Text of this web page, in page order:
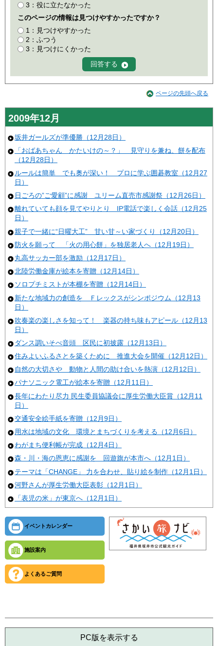
3：役に立たなかった
このページの情報は見つけやすかったですか？
1：見つけやすかった
2：ふつう
3：見つけにくかった
ページの先頭へ戻る
2009年12月
坂井ガールズが準優勝（12月28日）
「おばあちゃん かたいけの～？」 見守りを兼ね、餅を配布
（12月28日）
ルールは簡単 でも奥が深い！ プロに学ぶ囲碁教室（12月27
日）
日ごろの”ご愛顧”に感謝 ユリーム直売市感謝祭（12月26日）
離れていても顔を見てやりとり IP電話で楽しく会話（12月25
日）
親子で一緒に“日曜大工” 甘い甘～い家づくり（12月20日）
防火を願って 「火の用心餅」を独居老人へ（12月19日）
丸高サッカー部を激励（12月17日）
北陸労働金庫が絵本を寄贈（12月14日）
ソロプチミストが本棚を寄贈（12月14日）
新たな地域力の創造を Ｆレックスがシンポジウム（12月13
日）
吹奏楽の楽しさを知って！ 楽器の持ち味もアピール（12月13
日）
ダンス調いそべ音頭 区民に初披露（12月13日）
住みよいふるさとを築くために 推進大会を開催（12月12日）
自然の大切さや 動物と人間の助け合いを熱演（12月12日）
パナソニック電工が絵本を寄贈（12月11日）
長年にわたり尽力 民生委員協議会に厚生労働大臣賞（12月11
日）
交通安全絵手紙を寄贈（12月9日）
用水は地域の文化 環境とまちづくりを考える（12月6日）
わがまち便利帳が完成（12月4日）
森・川・海の恩恵に感謝を 回遊旗が本市へ（12月1日）
テーマは「CHANGE」 力を合わせ、貼り絵を制作（12月1日）
河野さんが厚生労働大臣表彰（12月1日）
「表児の米」が東京へ（12月1日）
イベントカレンダー
施設案内
よくあるご質問
PC版を表示する